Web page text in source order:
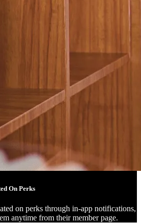
On Perks
on perks through in-app notifications,
anytime from their member page.